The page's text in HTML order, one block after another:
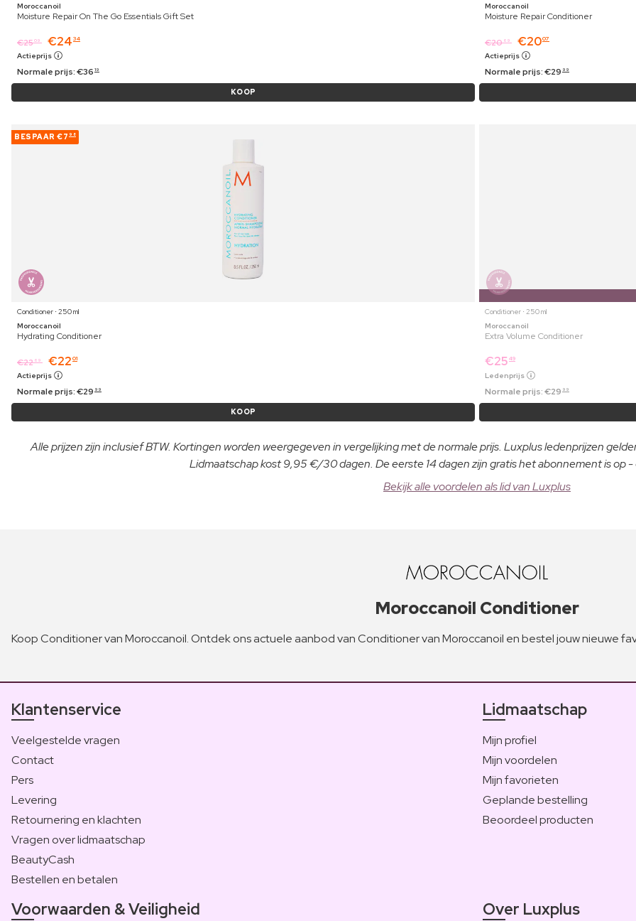
Moroccanoil
Moisture Repair On The Go Essentials Gift Set
€2509 €24 34
Actieprijs
Normale prijs:€36 19
KOOP
Moroccanoil
Moisture Repair Conditioner
€20 69 €2007
Actieprijs
Normale prijs:€29 99
BESPAAR €7 98
Conditioner ⋅ 250 ml
Moroccanoil
Hydrating Conditioner
€22 69 €22 01
Actieprijs
Normale prijs:€29 99
KOOP
Conditioner ⋅ 250 ml
Moroccanoil
Extra Volume Conditioner
€25 49
Ledenprijs
Normale prijs:€29 99
Alle prijzen zijn inclusief BTW. Kortingen worden weergegeven in vergelijking met de normale prijs. Luxplus ledenprijzen
Lidmaatschap kost 9,95 €/30 dagen. De eerste 14 dagen zijn gratis het abonnement is op
Bekijk alle voordelen als lid van Luxplus
Moroccanoil Conditioner
Koop Conditioner van Moroccanoil. Ontdek ons actuele aanbod van Conditioner van Moroccanoil en bestel jouw nieuwe
Klantenservice
Veelgestelde vragen
Contact
Pers
Levering
Retournering en klachten
Vragen over lidmaatschap
BeautyCash
Bestellen en betalen
Lidmaatschap
Mijn profiel
Mijn voordelen
Mijn favorieten
Geplande bestelling
Beoordeel producten
Voorwaarden & Veiligheid Over Luxplus